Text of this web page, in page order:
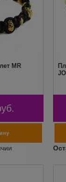
MR